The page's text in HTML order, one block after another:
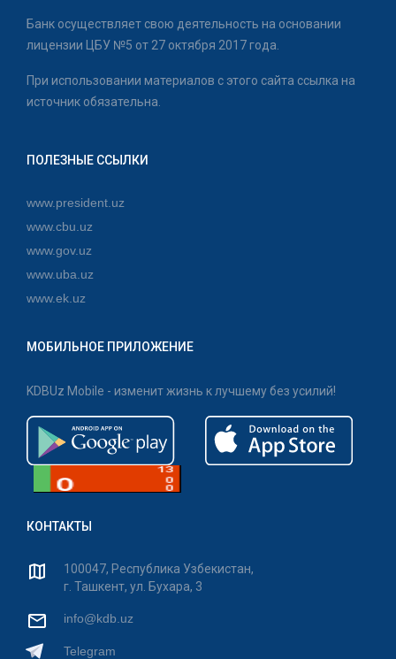
Банк осуществляет свою деятельность на основании
лицензии ЦБУ №5 от 27 октября 2017 года.
При использовании материалов с этого сайта ссылка на
источник обязательна.
ПОЛЕЗНЫЕ ССЫЛКИ
www.president.uz
www.cbu.uz
www.gov.uz
www.uba.uz
www.ek.uz
МОБИЛЬНОЕ ПРИЛОЖЕНИЕ
KDBUz Mobile - изменит жизнь к лучшему без усилий!
КОНТАКТЫ
100047, Республика Узбекистан,
г. Ташкент, ул. Бухара, 3
info@kdb.uz
Telegram